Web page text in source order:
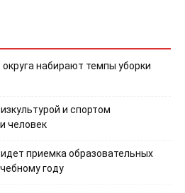
набирают темпы уборки
и спортом
человек
приемка образовательных
году